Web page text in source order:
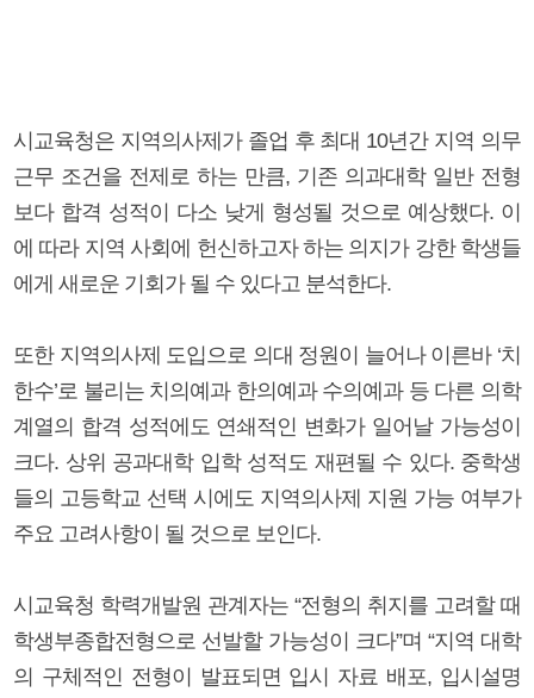
시교육청은 지역의사제가 졸업 후 최대 10년간 지역 의무
근무 조건을 전제로 하는 만큼, 기존 의과대학 일반 전형
보다 합격 성적이 다소 낮게 형성될 것으로 예상했다. 이
에 따라 지역 사회에 헌신하고자 하는 의지가 강한 학생들
에게 새로운 기회가 될 수 있다고 분석한다.
또한 지역의사제 도입으로 의대 정원이 늘어나 이른바 ‘치
한수’로 불리는 치의예과 한의예과 수의예과 등 다른 의학
계열의 합격 성적에도 연쇄적인 변화가 일어날 가능성이
크다. 상위 공과대학 입학 성적도 재편될 수 있다. 중학생
들의 고등학교 선택 시에도 지역의사제 지원 가능 여부가
주요 고려사항이 될 것으로 보인다.
시교육청 학력개발원 관계자는 “전형의 취지를 고려할 때
학생부종합전형으로 선발할 가능성이 크다”며 “지역 대학
의 구체적인 전형이 발표되면 입시 자료 배포, 입시설명